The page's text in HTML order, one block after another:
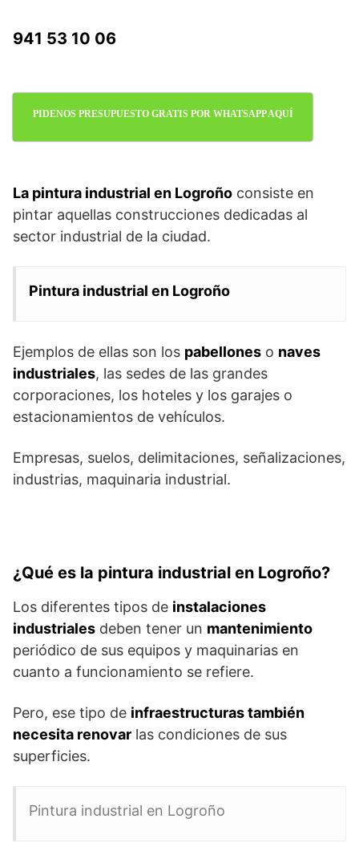
941 53 10 06
PIDENOS PRESUPUESTO GRATIS POR WHATSAPP AQUÍ
La pintura industrial en Logroño consiste en
pintar aquellas construcciones dedicadas al
sector industrial de la ciudad.
Pintura industrial en Logroño
Ejemplos de ellas son los pabellones o naves
industriales, las sedes de las grandes
corporaciones, los hoteles y los garajes o
estacionamientos de vehículos.
Empresas, suelos, delimitaciones, señalizaciones,
industrias, maquinaria industrial.
¿Qué es la pintura industrial en Logroño?
Los diferentes tipos de instalaciones
industriales deben tener un mantenimiento
periódico de sus equipos y maquinarias en
cuanto a funcionamiento se refiere.
Pero, ese tipo de infraestructuras también
necesita renovar las condiciones de sus
superficies.
Pintura industrial en Logroño